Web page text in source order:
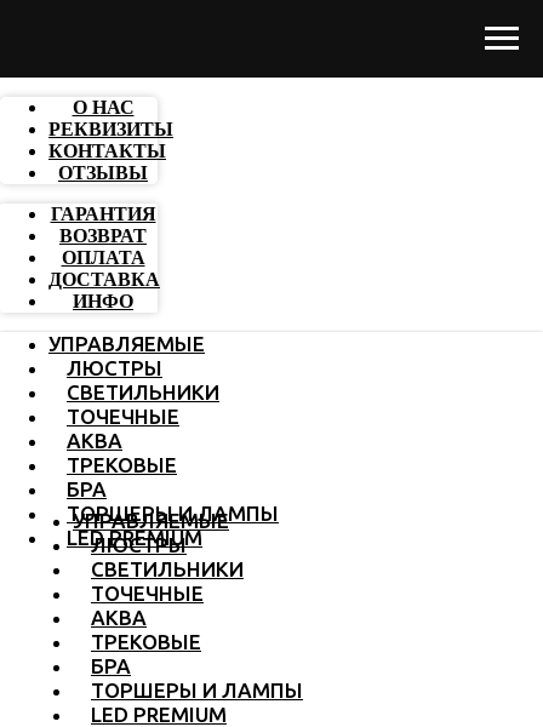
О НАС
РЕКВИЗИТЫ
КОНТАКТЫ
ОТЗЫВЫ
ГАРАНТИЯ
ВОЗВРАТ
ОПЛАТА
ДОСТАВКА
ИНФО
УПРАВЛЯЕМЫЕ
ЛЮСТРЫ
СВЕТИЛЬНИКИ
ТОЧЕЧНЫЕ
АКВА
ТРЕКОВЫЕ
БРА
ТОРШЕРЫ И ЛАМПЫ
LED PREMIUM
УПРАВЛЯЕМЫЕ
ЛЮСТРЫ
СВЕТИЛЬНИКИ
ТОЧЕЧНЫЕ
АКВА
ТРЕКОВЫЕ
БРА
ТОРШЕРЫ И ЛАМПЫ
LED PREMIUM